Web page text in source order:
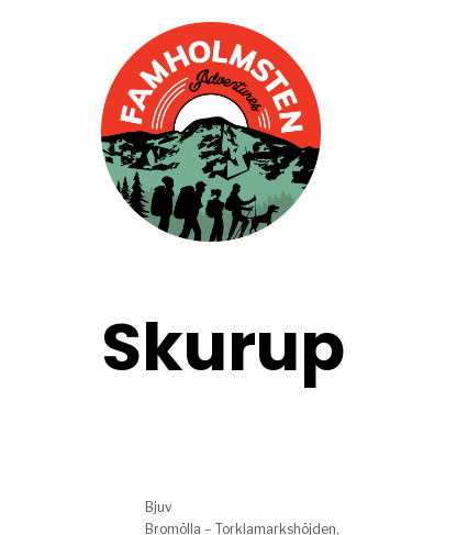
Skurup
Bjuv
Bromölla – Torklamarkshöjden,